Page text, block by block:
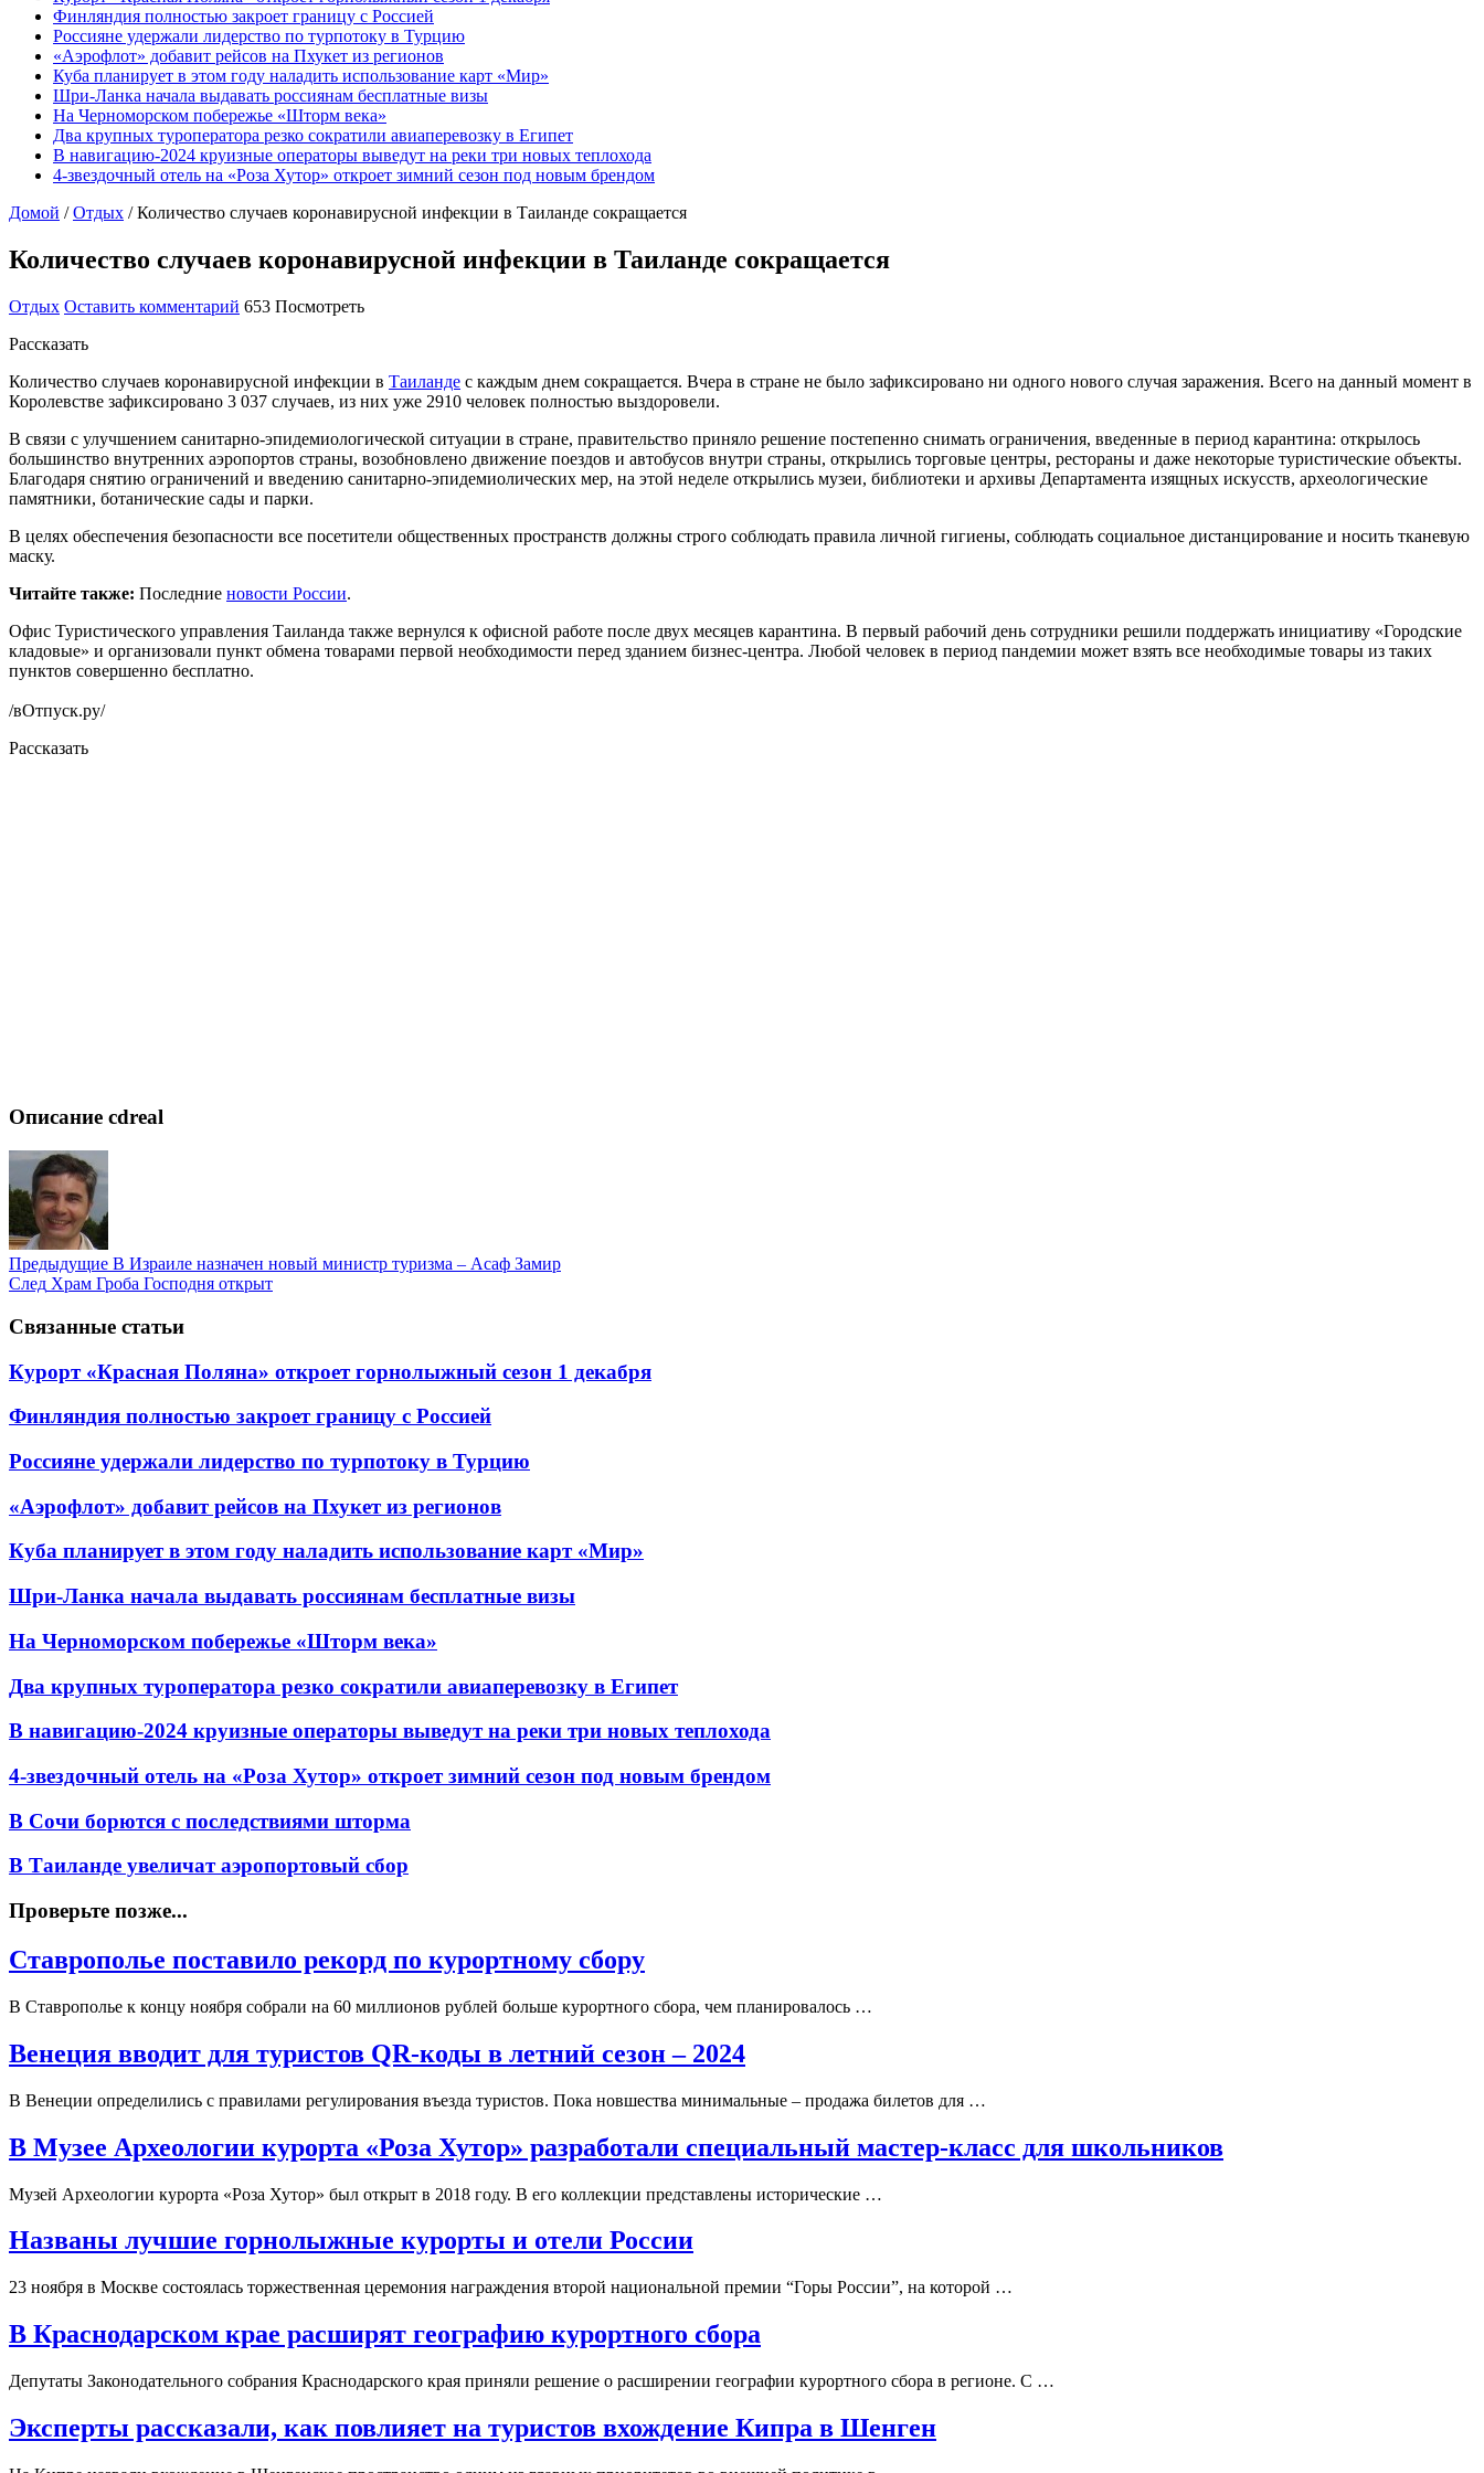
Финляндия полностью закроет границу с Россией
Россияне удержали лидерство по турпотоку в Турцию
«Аэрофлот» добавит рейсов на Пхукет из регионов
Куба планирует в этом году наладить использование карт «Мир»
Шри-Ланка начала выдавать россиянам бесплатные визы
На Черноморском побережье «Шторм века»
Два крупных туроператора резко сократили авиаперевозку в Египет
В навигацию-2024 круизные операторы выведут на реки три новых теплохода
4-звездочный отель на «Роза Хутор» откроет зимний сезон под новым брендом
Домой / Отдых / Количество случаев коронавирусной инфекции в Таиланде сокращается
Количество случаев коронавирусной инфекции в Таиланде сокращается
Отдых Оставить комментарий 653 Посмотреть
Рассказать
Количество случаев коронавирусной инфекции в Таиланде с каждым днем сокращается. Вчера в стране не было зафиксировано ни одного нового случая заражения. Всего на данный момент в
Королевстве зафиксировано 3 037 случаев, из них уже 2910 человек полностью выздоровели.
В связи с улучшением санитарно-эпидемиологической ситуации в стране, правительство приняло решение постепенно снимать ограничения, введенные в период карантина: открылось
большинство внутренних аэропортов страны, возобновлено движение поездов и автобусов внутри страны, открылись торговые центры, рестораны и даже некоторые туристические объекты.
Благодаря снятию ограничений и введению санитарно-эпидемиолических мер, на этой неделе открылись музеи, библиотеки и архивы Департамента изящных искусств, археологические
памятники, ботанические сады и парки.
В целях обеспечения безопасности все посетители общественных пространств должны строго соблюдать правила личной гигиены, соблюдать социальное дистанцирование и носить тканевую
маску.
Читайте также: Последние новости России.
Офис Туристического управления Таиланда также вернулся к офисной работе после двух месяцев карантина. В первый рабочий день сотрудники решили поддержать инициативу «Городские
кладовые» и организовали пункт обмена товарами первой необходимости перед зданием бизнес-центра. Любой человек в период пандемии может взять все необходимые товары из таких
пунктов совершенно бесплатно.
/вОтпуск.ру/
Рассказать
Описание cdreal
Предыдущие В Израиле назначен новый министр туризма – Асаф Замир
След Храм Гроба Господня открыт
Связанные статьи
Курорт «Красная Поляна» откроет горнолыжный сезон 1 декабря
Финляндия полностью закроет границу с Россией
Россияне удержали лидерство по турпотоку в Турцию
«Аэрофлот» добавит рейсов на Пхукет из регионов
Куба планирует в этом году наладить использование карт «Мир»
Шри-Ланка начала выдавать россиянам бесплатные визы
На Черноморском побережье «Шторм века»
Два крупных туроператора резко сократили авиаперевозку в Египет
В навигацию-2024 круизные операторы выведут на реки три новых теплохода
4-звездочный отель на «Роза Хутор» откроет зимний сезон под новым брендом
В Сочи борются с последствиями шторма
В Таиланде увеличат аэропортовый сбор
Проверьте позже...
Ставрополье поставило рекорд по курортному сбору
В Ставрополье к концу ноября собрали на 60 миллионов рублей больше курортного сбора, чем планировалось …
Венеция вводит для туристов QR-коды в летний сезон – 2024
В Венеции определились с правилами регулирования въезда туристов. Пока новшества минимальные – продажа билетов для …
В Музее Археологии курорта «Роза Хутор» разработали специальный мастер-класс для школьников
Музей Археологии курорта «Роза Хутор» был открыт в 2018 году. В его коллекции представлены исторические …
Названы лучшие горнолыжные курорты и отели России
23 ноября в Москве состоялась торжественная церемония награждения второй национальной премии “Горы России”, на которой …
В Краснодарском крае расширят географию курортного сбора
Депутаты Законодательного собрания Краснодарского края приняли решение о расширении географии курортного сбора в регионе. С …
Эксперты рассказали, как повлияет на туристов вхождение Кипра в Шенген